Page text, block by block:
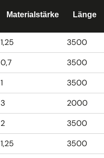
Materialstärke Länge
1,25 3500
0,7 3500
1 3500
3 2000
2 3500
1,25 3500